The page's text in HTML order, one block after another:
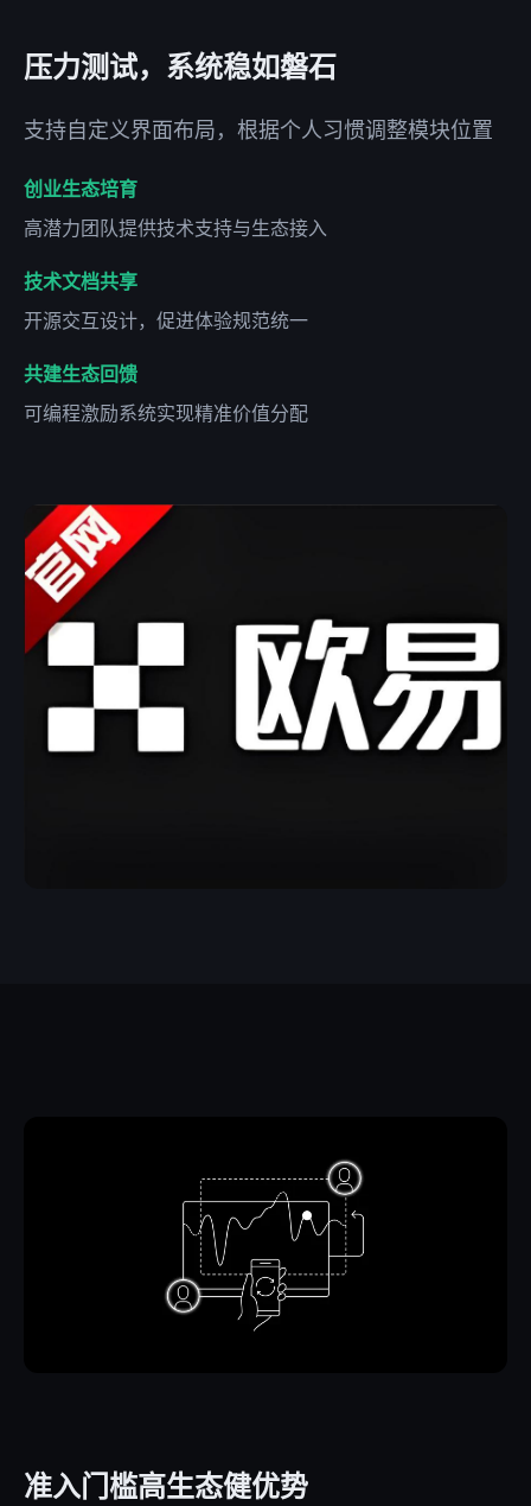
压力测试，系统稳如磐石
支持自定义界面布局，根据个人习惯调整模块位置
创业生态培育
高潜力团队提供技术支持与生态接入
技术文档共享
开源交互设计，促进体验规范统一
共建生态回馈
可编程激励系统实现精准价值分配
准入门槛高生态健优势